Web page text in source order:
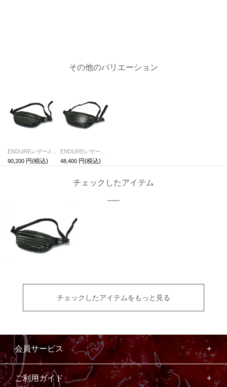
その他のバリエーション
90,200
48,400
チェックしたアイテム
チェックしたアイテムをもっと見る
会員サービス
ご利用ガイド